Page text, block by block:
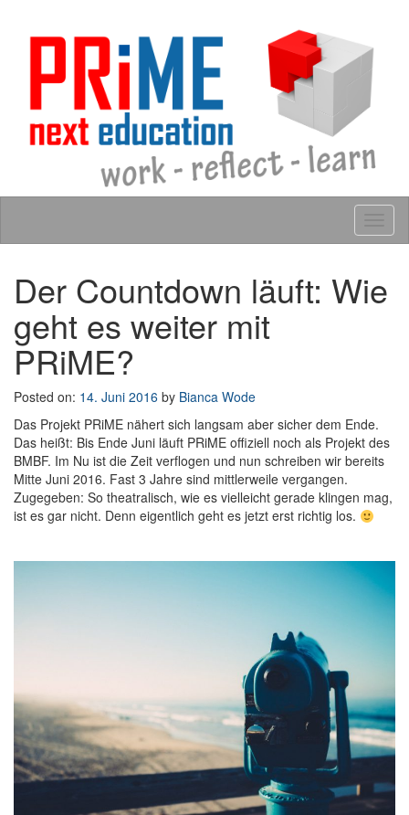
Der Countdown läuft: Wie
geht es weiter mit
PRiME?
Posted on: 14. Juni 2016 by Bianca Wode
Das Projekt PRiME nähert sich langsam aber sicher dem Ende.
Das heißt: Bis Ende Juni läuft PRiME offiziell noch als Projekt des
BMBF. Im Nu ist die Zeit verflogen und nun schreiben wir bereits
Mitte Juni 2016. Fast 3 Jahre sind mittlerweile vergangen.
Zugegeben: So theatralisch, wie es vielleicht gerade klingen mag,
ist es gar nicht. Denn eigentlich geht es jetzt erst richtig los.